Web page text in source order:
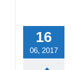
16
06, 2017